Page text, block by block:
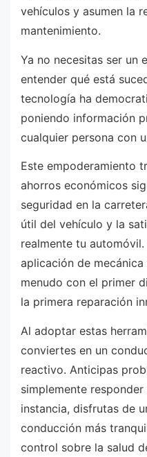
vehículos y asumen la
mantenimiento.
Ya no necesitas ser un
entender qué está
tecnología ha
poniendo información
cualquier persona con
Este empoderamiento
ahorros económicos
seguridad en la
útil del vehículo y la
realmente tu
aplicación de
menudo con el primer
la primera reparación
Al adoptar estas
conviertes en un
reactivo. Anticipas
simplemente
instancia, disfrutas de
conducción más
control sobre la salud